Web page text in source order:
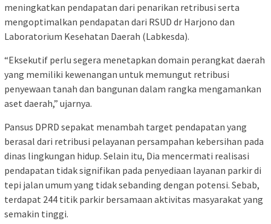
meningkatkan pendapatan dari penarikan retribusi serta
mengoptimalkan pendapatan dari RSUD dr Harjono dan
Laboratorium Kesehatan Daerah (Labkesda).
“Eksekutif perlu segera menetapkan domain perangkat daerah
yang memiliki kewenangan untuk memungut retribusi
penyewaan tanah dan bangunan dalam rangka mengamankan
aset daerah,” ujarnya.
Pansus DPRD sepakat menambah target pendapatan yang
berasal dari retribusi pelayanan persampahan kebersihan pada
dinas lingkungan hidup. Selain itu, Dia mencermati realisasi
pendapatan tidak signifikan pada penyediaan layanan parkir di
tepi jalan umum yang tidak sebanding dengan potensi. Sebab,
terdapat 244 titik parkir bersamaan aktivitas masyarakat yang
semakin tinggi.